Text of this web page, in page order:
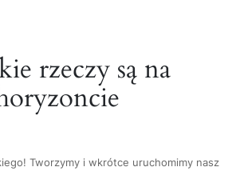
rzeczy są na
Tworzymy i wkrótce uruchomimy nasz